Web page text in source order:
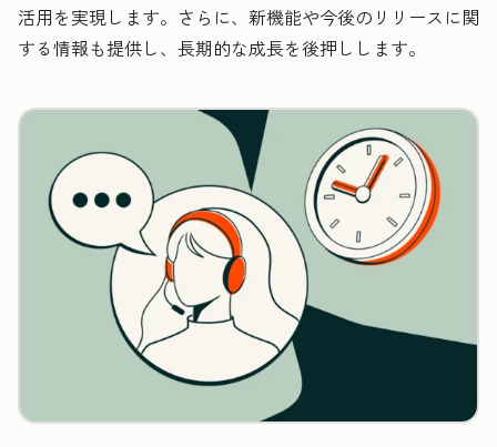
活用を実現します。さらに、新機能や今後のリリースに関
する情報も提供し、長期的な成長を後押しします。